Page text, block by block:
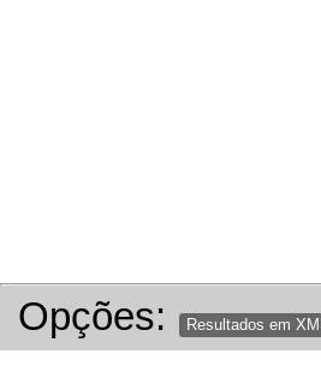
Opções: Resultados em XML